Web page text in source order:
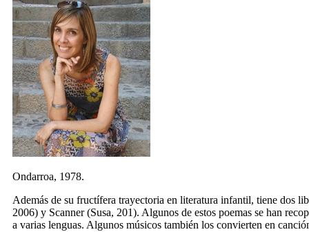
Ondarroa, 1978.
Además de su fructífera trayectoria en literatura infantil, tiene dos
2006) y Scanner(Susa, 201). Algunos de estos poemas se han
a varias lenguas. Algunos músicos también los convierten en